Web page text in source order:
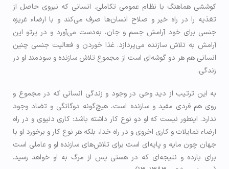
کوششی هماهنگ با نظام عمومی تکاملی. انسانی که نیروی حاصل از
تغذیه را در راه خیر و صلاح انسان‌ها صرف می‌کند و با ارضاء غريزه
جنسی برای خود آرامش جسم و جان، به‌دست می‌آورد و در پرتو این
آرامش به تلاش سازنده می‌پردازد. غذا خوردن و فعالیت جنسی چنین
انسانی هم هر دو گوشه‌ای است از مجموع تلاش سازنده و سودمند او در
زندگی.
به این ترتیب از دید وحی در وجود و زندگی انسانی که در مجموع و
روی هم فردی مفید و سازنده است، هیچ‌گونه دوگانگی و تضاد وجود
ندارد. اینطور نیست که او دو نوع کار داشته باشد: کاری دنیوی و در راه
ارضاء تمايلات و کاری اخروی و در راه خدا، بلکه هر نوع کار و برخورد او با
جهان چون مایه و پایه‌ای است برای تلاش‌های سازنده او و عاملی است
برای بازده و نتیجه‌ای که در هستی پس از مرگ به او خواهد رسید.